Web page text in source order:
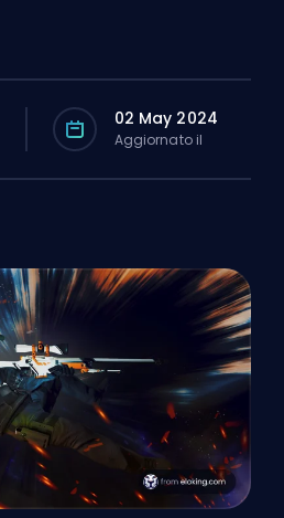
02 May 2024
Aggiornato il